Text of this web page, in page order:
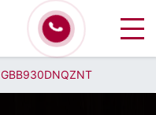
GBB930DNQZNT